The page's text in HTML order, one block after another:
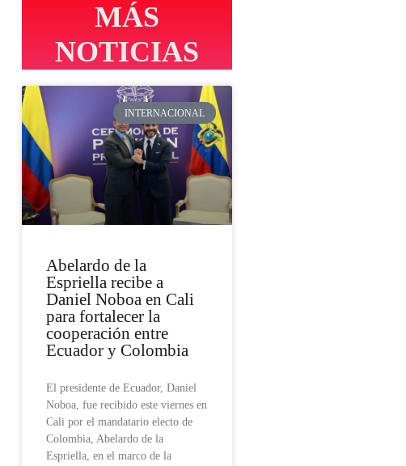
MÁS
NOTICIAS
INTERNACIONAL
Abelardo de la
Espriella recibe a
Daniel Noboa en Cali
para fortalecer la
cooperación entre
Ecuador y Colombia
El presidente de Ecuador, Daniel
Noboa, fue recibido este viernes en
Cali por el mandatario electo de
Colombia, Abelardo de la
Espriella, en el marco de la